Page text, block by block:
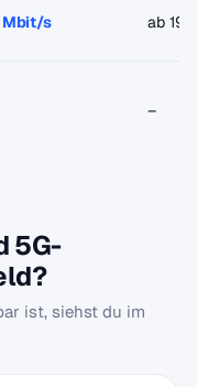
Mbit/s ab
–
5G-
ist, siehst du im